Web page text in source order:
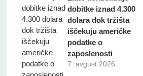
dobitke iznad 4.300
dolara dok tržišta
iščekuju američke
podatke o
zaposlenosti
7. avgust 2026.